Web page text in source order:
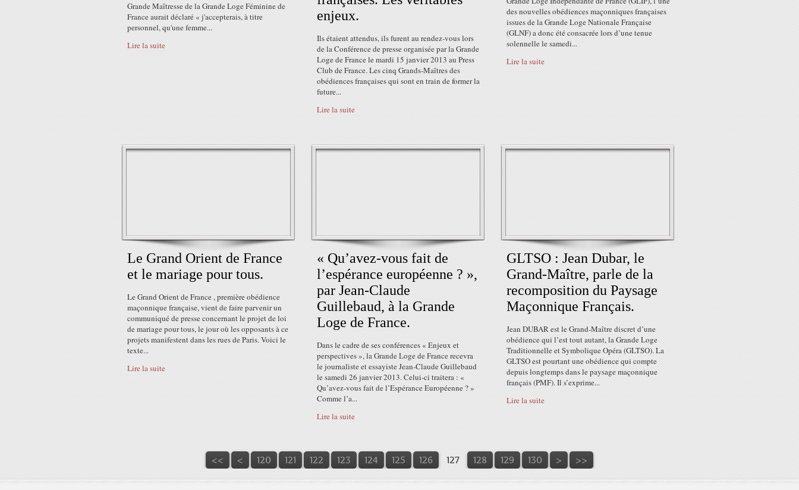
Grande Maîtresse de la Grande Loge Féminine de
France aurait déclaré « j'accepterais, à titre
personnel, qu'une femme...
Lire la suite
enjeux.
Ils étaient attendus, ils furent au rendez-vous lors
de la Conférence de presse organisée par la Grande
Loge de France le mardi 15 janvier 2013 au Press
Club de France. Les cinq Grands-Maîtres des
obédiences françaises qui sont en train de former la
future...
Lire la suite
des nouvelles obédiences maçonniques françaises
issues de la Grande Loge Nationale Française
(GLNF) a donc été consacrée lors d’une tenue
solennelle le samedi...
Lire la suite
Le Grand Orient de France
et le mariage pour tous.
Le Grand Orient de France , première obédience
maçonnique française, vient de faire parvenir un
communiqué de presse concernant le projet de loi
de mariage pour tous, le jour où les opposants à ce
projets manifestent dans les rues de Paris. Voici le
texte...
Lire la suite
« Qu’avez-vous fait de
l’espérance européenne ? »,
par Jean-Claude
Guillebaud, à la Grande
Loge de France.
Dans le cadre de ses conférences « Enjeux et
perspectives », la Grande Loge de France recevra
le journaliste et essayiste Jean-Claude Guillebaud
le samedi 26 janvier 2013. Celui-ci traitera : «
Qu’avez-vous fait de l’Espérance Européenne ? »
Comme l’a...
Lire la suite
GLTSO : Jean Dubar, le
Grand-Maître, parle de la
recomposition du Paysage
Maçonnique Français.
Jean DUBAR est le Grand-Maître discret d’une
obédience qui l’est tout autant, la Grande Loge
Traditionnelle et Symbolique Opéra (GLTSO). La
GLTSO est pourtant une obédience qui compte
depuis longtemps dans le paysage maçonnique
français (PMF). Il s’exprime...
Lire la suite
<< < 100
110
120 121 122 123 124 125 126 127 128 129 130 140
150
160
170
180
190
200
> >>